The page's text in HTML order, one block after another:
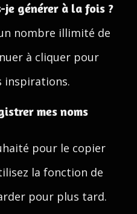
je générer à la fois ?
nombre illimité de
à cliquer pour
inspirations.
mes noms
pour le copier
la fonction de
pour plus tard.